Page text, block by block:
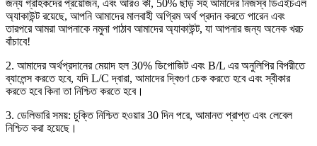
জন্য গ্রাহকদের প্রয়োজন, এবং আরও কী, 50% ছাড় সহ আমাদের নিজস্ব ডিএইচএল
অ্যাকাউন্ট রয়েছে, আপনি আমাদের মালবাহী অগ্রিম অর্থ প্রদান করতে পারেন এবং
তারপরে আমরা আপনাকে নমুনা পাঠাব আমাদের অ্যাকাউন্ট, যা আপনার জন্য অনেক খরচ
বাঁচাবে!
2. আমাদের অর্থপ্রদানের মেয়াদ হল 30% ডিপোজিট এবং B/L এর অনুলিপির বিপরীতে
ব্যালেন্স করতে হবে, যদি L/C দ্বারা, আমাদের দ্বিগুণ চেক করতে হবে এবং স্বীকার
করতে হবে কিনা তা নিশ্চিত করতে হবে।
3. ডেলিভারি সময়: চুক্তি নিশ্চিত হওয়ার 30 দিন পরে, আমানত প্রাপ্ত এবং লেবেল
নিশ্চিত করা হয়েছে।